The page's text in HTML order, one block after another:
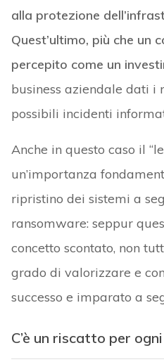
alla protezione
Quest’ultimo, più che un
percepito come un
business aziendale dati i
possibili incidenti
Anche in questo caso il
un’importanza
ripristino dei sistemi a
ransomware: seppur
concetto scontato, non
grado di valorizzare e
successo e imparato a
C’è un riscatto per